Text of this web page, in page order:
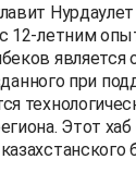
12-летним
является
при
Этот